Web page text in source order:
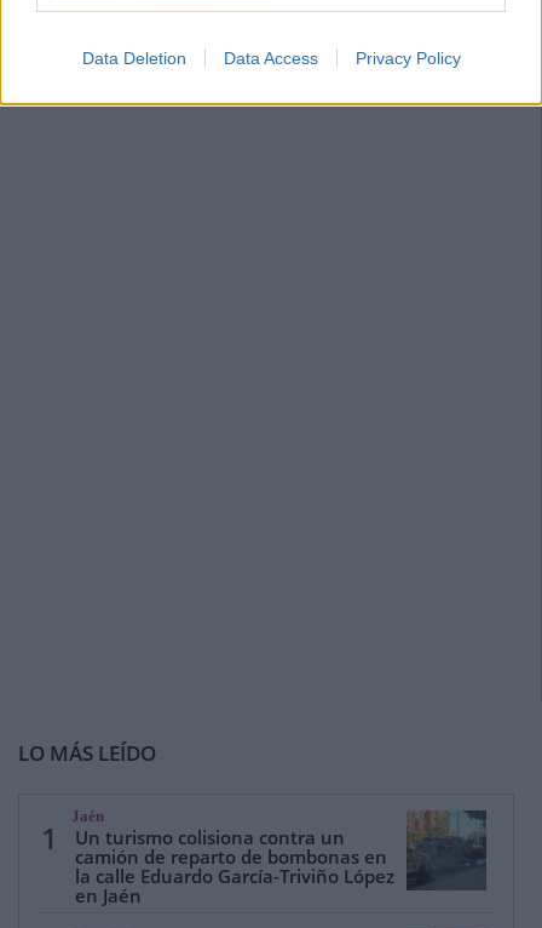
Data Deletion Data Access Privacy Policy
LO MÁS LEÍDO
1
Jaén
Un turismo colisiona contra un
camión de reparto de bombonas en
la calle Eduardo García-Triviño López
en Jaén